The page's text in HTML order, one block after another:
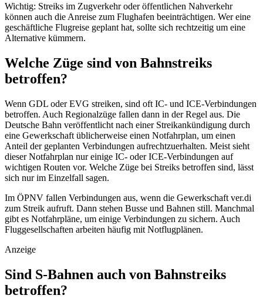
Wichtig: Streiks im Zugverkehr oder öffentlichen Nahverkehr
können auch die Anreise zum Flughafen beeinträchtigen. Wer eine
geschäftliche Flugreise geplant hat, sollte sich rechtzeitig um eine
Alternative kümmern.
Welche Züge sind von Bahnstreiks
betroffen?
Wenn GDL oder EVG streiken, sind oft IC- und ICE-Verbindungen
betroffen. Auch Regionalzüge fallen dann in der Regel aus. Die
Deutsche Bahn veröffentlicht nach einer Streikankündigung durch
eine Gewerkschaft üblicherweise einen Notfahrplan, um einen
Anteil der geplanten Verbindungen aufrechtzuerhalten. Meist sieht
dieser Notfahrplan nur einige IC- oder ICE-Verbindungen auf
wichtigen Routen vor. Welche Züge bei Streiks betroffen sind, lässt
sich nur im Einzelfall sagen.
Im ÖPNV fallen Verbindungen aus, wenn die Gewerkschaft ver.di
zum Streik aufruft. Dann stehen Busse und Bahnen still. Manchmal
gibt es Notfahrpläne, um einige Verbindungen zu sichern. Auch
Fluggesellschaften arbeiten häufig mit Notflugplänen.
Anzeige
Sind S-Bahnen auch von Bahnstreiks
betroffen?